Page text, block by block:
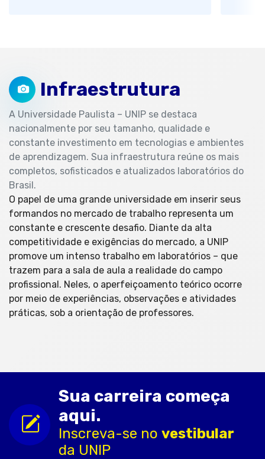
Infraestrutura
A Universidade Paulista – UNIP se destaca
nacionalmente por seu tamanho, qualidade e
constante investimento em tecnologias e ambientes
de aprendizagem. Sua infraestrutura reúne os mais
completos, sofisticados e atualizados laboratórios do
Brasil.
O papel de uma grande universidade em inserir seus
formandos no mercado de trabalho representa um
constante e crescente desafio. Diante da alta
competitividade e exigências do mercado, a UNIP
promove um intenso trabalho em laboratórios – que
trazem para a sala de aula a realidade do campo
profissional. Neles, o aperfeiçoamento teórico ocorre
por meio de experiências, observações e atividades
práticas, sob a orientação de professores.
Sua carreira começa
aqui.
Inscreva-se no vestibular
da UNIP